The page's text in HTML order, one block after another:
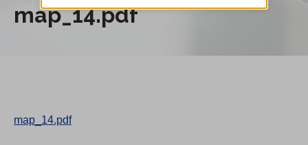
map_14.pdf
map_14.pdf